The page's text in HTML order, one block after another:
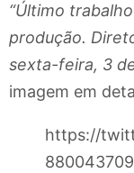
“Último
produção.
sexta-feira, 3
imagem em
https://